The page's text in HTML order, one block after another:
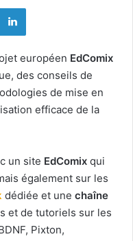
Linkedin
européen EdComix
des conseils de
de mise en
efficace de la
un site EdComix qui
également sur les
dédiée et une chaîne
et de tutoriels sur les
Pixton,